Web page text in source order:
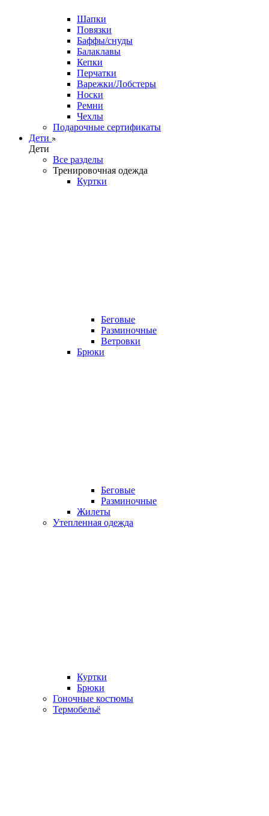
Шапки
Повязки
Баффы/снуды
Балаклавы
Кепки
Перчатки
Варежки/Лобстеры
Носки
Ремни
Чехлы
Подарочные сертификаты
Дети
Дети
Все разделы
Тренировочная одежда
Куртки
Беговые
Разминочные
Ветровки
Брюки
Беговые
Разминочные
Жилеты
Утепленная одежда
Куртки
Брюки
Гоночные костюмы
Термобельё